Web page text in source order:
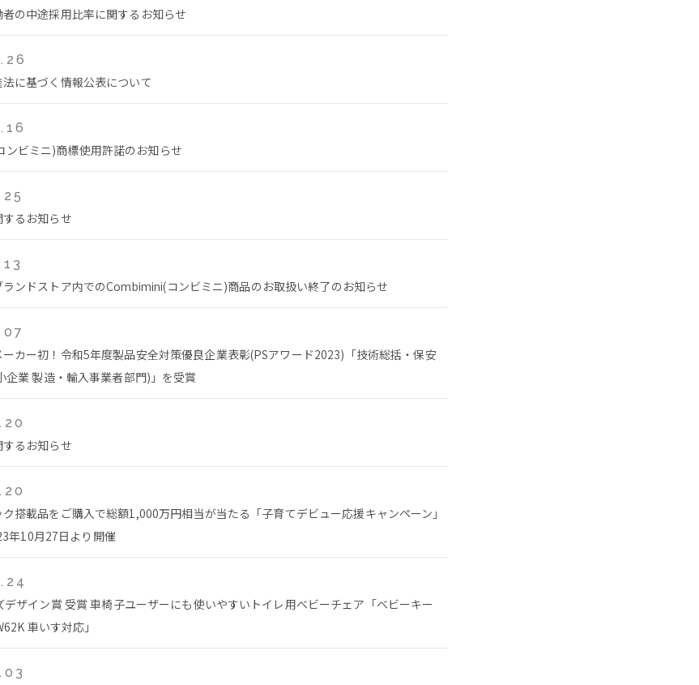
の中途採用比率に関するお知らせ
に基づく情報公表について
ンビミニ)商標使用許諾のお知らせ
るお知らせ
ランドストア内でのCombimini(コンビミニ)商品のお取扱い終了のお知らせ
カー初！令和5年度製品安全対策優良企業表彰(PSアワード2023)「技術総括・保安
企業 製造・輸入事業者部門)」を受賞
るお知らせ
搭載品をご購入で総額1,000万円相当が当たる「子育てデビュー応援キャンペーン」
年10月27日より開催
ザイン賞 受賞 車椅子ユーザーにも使いやすいトイレ用ベビーチェア「ベビーキー
車いす対応」